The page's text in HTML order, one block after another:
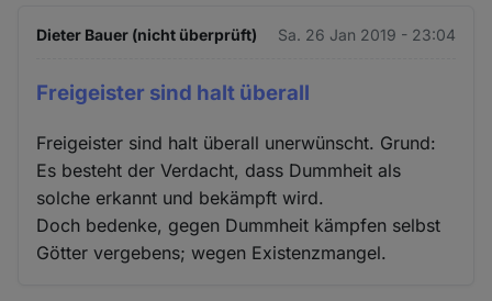
Dieter Bauer (nicht überprüft) Sa. 26 Jan 2019 - 23:04
Freigeister sind halt überall
Freigeister sind halt überall unerwünscht. Grund:
Es besteht der Verdacht, dass Dummheit als
solche erkannt und bekämpft wird.
Doch bedenke, gegen Dummheit kämpfen selbst
Götter vergebens; wegen Existenzmangel.